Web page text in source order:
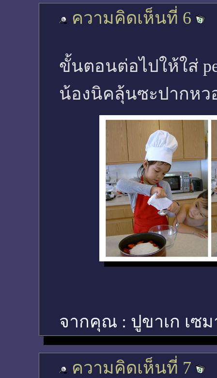
ความคิดเห็นที่ 6
ขั้นตอนต่อไปให้ใส่
น้องนิคลุ้นซะปากหว
จากคุณ : ปูขาเก เซ
ความคิดเห็นที่ 7